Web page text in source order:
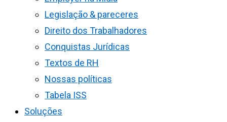
Legislação & pareceres
Direito dos Trabalhadores
Conquistas Jurídicas
Textos de RH
Nossas políticas
Tabela ISS
Soluções